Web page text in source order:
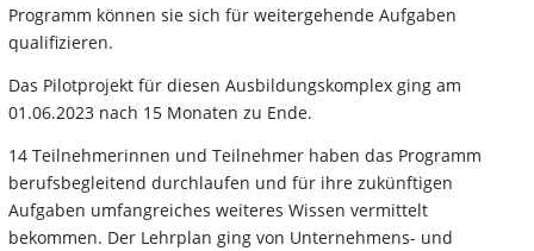
Programm können sie sich für weitergehende Aufgaben
qualifizieren.
Das Pilotprojekt für diesen Ausbildungskomplex ging am
01.06.2023 nach 15 Monaten zu Ende.
14 Teilnehmerinnen und Teilnehmer haben das Programm
berufsbegleitend durchlaufen und für ihre zukünftigen
Aufgaben umfangreiches weiteres Wissen vermittelt
bekommen. Der Lehrplan ging von Unternehmens- und